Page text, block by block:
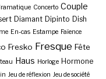
Concerto Couple
Diamant Dipinto Dish
En-cas Estampe Faïence
Fresko Fresque Fête
Haus Horloge Hormone
Jeu de réflexion Jeu de société